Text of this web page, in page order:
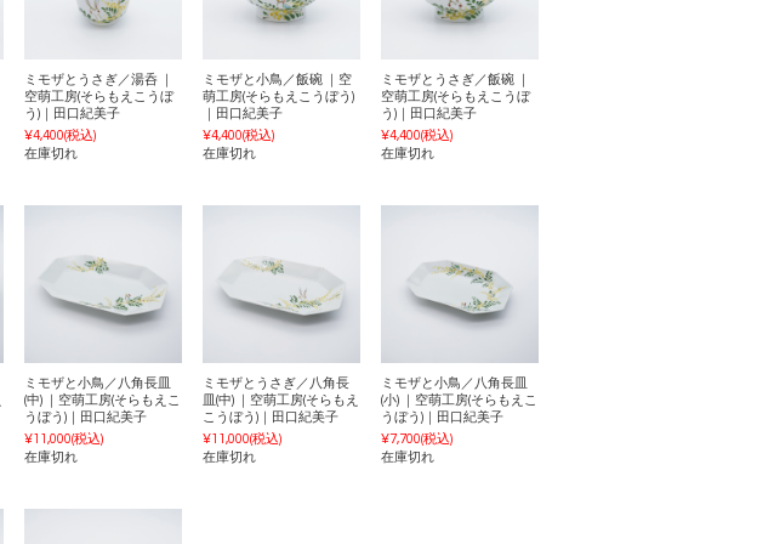
ミモザとうさぎ／湯呑 ｜
空萌工房(そらもえこうぼ
う)｜田口紀美子
¥4,400(税込)
在庫切れ
ミモザと小鳥／飯碗 ｜空
萌工房(そらもえこうぼう)
｜田口紀美子
¥4,400(税込)
在庫切れ
ミモザとうさぎ／飯碗 ｜
空萌工房(そらもえこうぼ
う)｜田口紀美子
¥4,400(税込)
在庫切れ
ミモザと小鳥／八角長皿
(中) ｜空萌工房(そらもえこ
うぼう)｜田口紀美子
¥11,000(税込)
在庫切れ
ミモザとうさぎ／八角長
皿(中) ｜空萌工房(そらもえ
こうぼう)｜田口紀美子
¥11,000(税込)
在庫切れ
ミモザと小鳥／八角長皿
(小) ｜空萌工房(そらもえこ
うぼう)｜田口紀美子
¥7,700(税込)
在庫切れ